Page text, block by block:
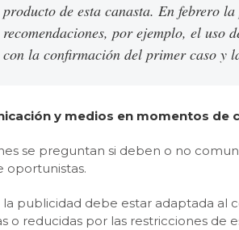
producto de esta canasta. En febrero
recomendaciones, por ejemplo, el uso
con la confirmación del primer caso y
y medios en momentos de
se preguntan si deben o no
oportunistas.
publicidad debe estar adaptada al
o reducidas por las restricciones de